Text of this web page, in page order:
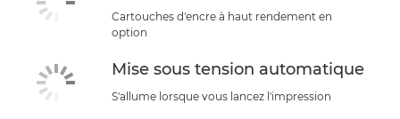
Cartouches d'encre à haut rendement en
option
Mise sous tension automatique
S'allume lorsque vous lancez l'impression